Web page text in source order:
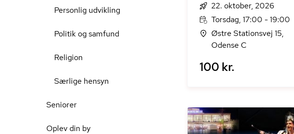
Personlig udvikling
Politik og samfund
Religion
Særlige hensyn
Seniorer
Oplev din by
22. oktober, 2026
Torsdag, 17:00 - 19:00
Østre Stationsvej 15,
Odense C
100 kr.